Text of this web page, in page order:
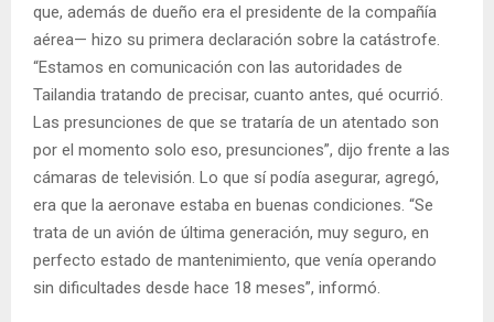
que, además de dueño era el presidente de la compañía
aérea— hizo su primera declaración sobre la catástrofe.
“Estamos en comunicación con las autoridades de
Tailandia tratando de precisar, cuanto antes, qué ocurrió.
Las presunciones de que se trataría de un atentado son
por el momento solo eso, presunciones”, dijo frente a las
cámaras de televisión. Lo que sí podía asegurar, agregó,
era que la aeronave estaba en buenas condiciones. “Se
trata de un avión de última generación, muy seguro, en
perfecto estado de mantenimiento, que venía operando
sin dificultades desde hace 18 meses”, informó.